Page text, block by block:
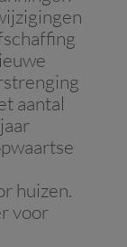
aantal
huizen.
voor